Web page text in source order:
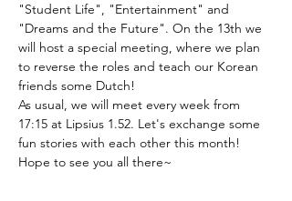
"Student Life", "Entertainment" and
"Dreams and the Future". On the 13th we
will host a special meeting, where we plan
to reverse the roles and teach our Korean
friends some Dutch!
As usual, we will meet every week from
17:15 at Lipsius 1.52. Let's exchange some
fun stories with each other this month!
Hope to see you all there~